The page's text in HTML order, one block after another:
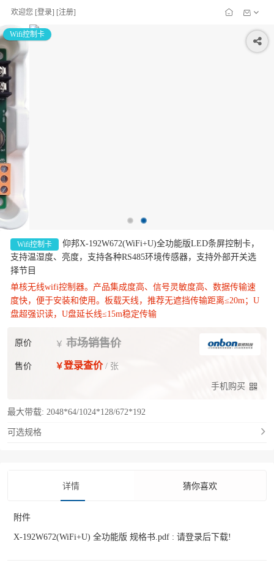
欢迎您 [登录] [注册]
Wifi控制卡
Wifi控制卡
仰邦X-192W672(WiFi+U)全功能版LED条屏控制卡，
支持温湿度、亮度，支持各种RS485环境传感器，支持外部开关选
择节目
单核无线wifi控制器。产品集成度高、信号灵敏度高、数据传输速
度快，便于安装和使用。板载天线，推荐无遮挡传输距离≤20m；U
盘超强识读，U盘延长线≤15m稳定传输
原价 ￥ 市场销售价
售价 ￥登录查价/ 张
手机购买
最大带载: 2048*64/1024*128/672*192
可选规格
详情 猜你喜欢
附件
X-192W672(WiFi+U) 全功能版 规格书.pdf : 请登录后下载!